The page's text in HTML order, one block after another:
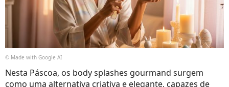
© Made with Google AI
Nesta Páscoa, os body splashes gourmand surgem
como uma alternativa criativa e elegante, capazes de